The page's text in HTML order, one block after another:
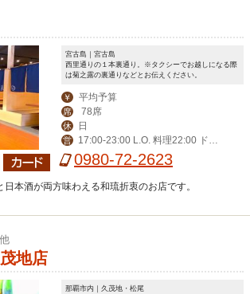
宮古島｜宮古島
西里通りの１本裏通り。※タクシーでお越しになる際
は菊之露の裏通りなどとお伝えください。
￥ 平均予算
席 78席
休 日
営
17:00-23:00 L.O. 料理22:00 ドリ
ンク22:30
0980-72-2623
本酒が両方味わえる和琉折衷のお店です。
地店
那覇市内｜久茂地・松尾